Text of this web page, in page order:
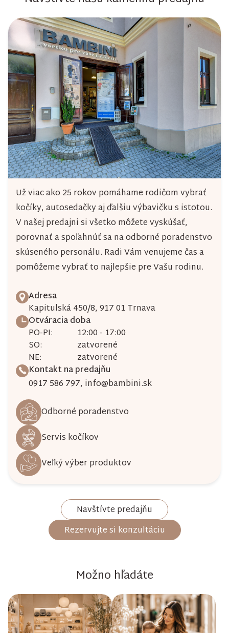
d
a
c
i
e
p
r
v
k
y
v
ý
p
i
s
u
á
k
o
v
a
n
i
e
Už viac ako 25 rokov pomáhame rodičom vybrať
kočíky, autosedačky aj ďalšiu výbavičku s istotou.
V našej predajni si všetko môžete vyskúšať,
porovnať a spoľahnúť sa na odborné poradenstvo
skúseného personálu. Radi Vám venujeme čas a
pomôžeme vybrať to najlepšie pre Vašu rodinu.
Adresa
Kapitulská 450/8, 917 01 Trnava
Otváracia doba
PO-PI:
12:00 - 17:00
SO:
zatvorené
NE:
zatvorené
Kontakt na predajňu
0917 586 797, info@bambini.sk
Odborné poradenstvo
Servis kočíkov
Veľký výber produktov
Navštívte predajňu
Rezervujte si konzultáciu
Možno hľadáte